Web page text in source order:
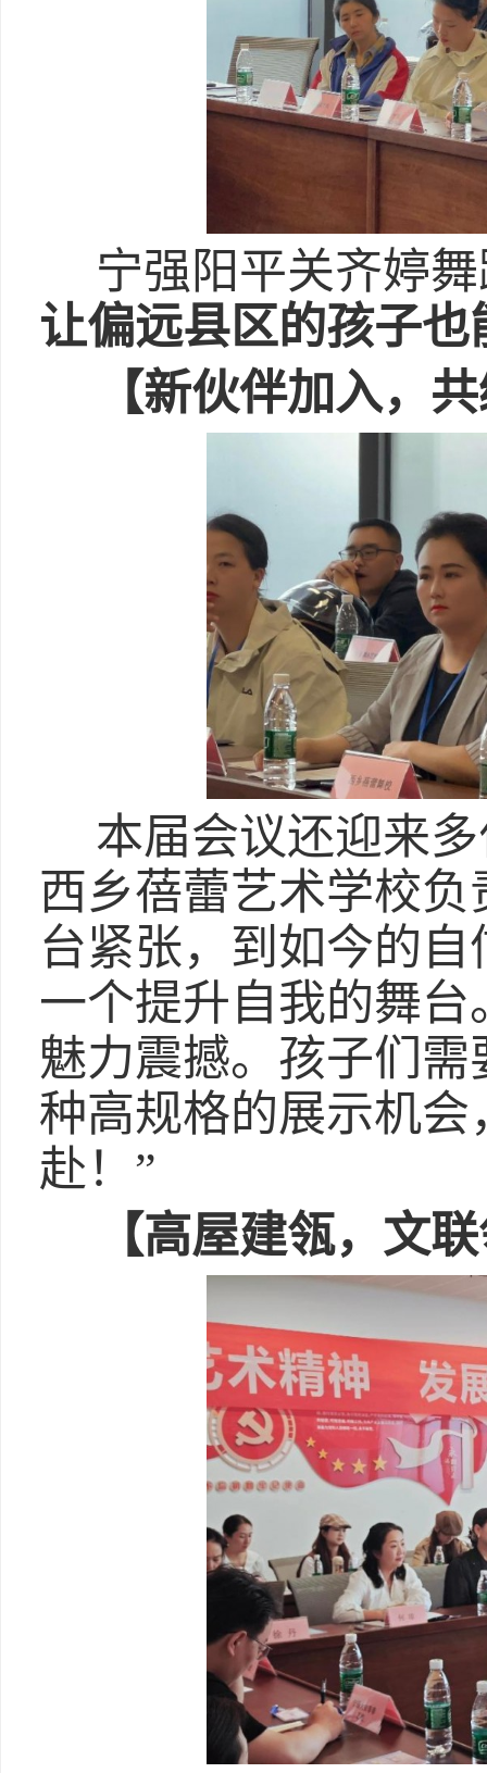
宁强阳平关齐婷
让偏远县区的孩子
【新伙伴加入，
本届会议还迎来
西乡蓓蕾艺术学校
台紧张，到如今的
一个提升自我的舞台
魅力震撼。孩子们
种高规格的展示机
赴！”
【高屋建瓴，文